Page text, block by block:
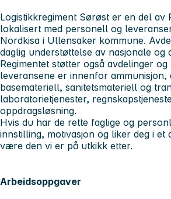
Logistikkregiment Sørøst er en del av
lokalisert med personell og
Nordkisa i Ullensaker kommune.
daglig understøttelse av nasjonale
Regimentet støtter også avdelinger
leveransene er innenfor
basemateriell, sanitetsmateriell og
laboratorietjenester,
oppdragsløsning.
Hvis du har de rette faglige og
innstilling, motivasjon og liker deg i
være den vi er på utkikk etter.
Arbeidsoppgaver